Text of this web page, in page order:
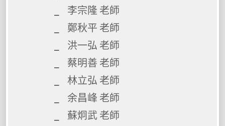
李宗隆 老師
鄭秋平 老師
洪一弘 老師
蔡明善 老師
林立弘 老師
余昌峰 老師
蘇炯武 老師